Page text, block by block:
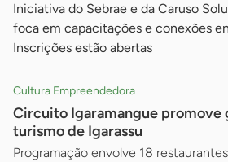
Iniciativa do Sebrae e da Caruso
foca em capacitações e conexões
Inscrições estão abertas
Cultura Empreendedora
Circuito Igaramangue promove
turismo de Igarassu
Programação envolve 18